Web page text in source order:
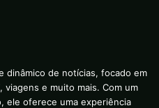
dinâmico de notícias, focado em
e muito mais. Com um
ele oferece uma experiência